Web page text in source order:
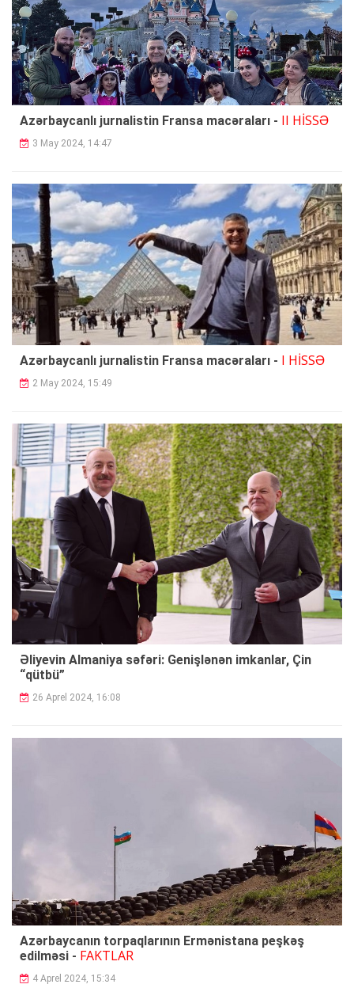
Azərbaycanlı jurnalistin Fransa macəraları - II HİSSƏ
3 May 2024, 14:47
Azərbaycanlı jurnalistin Fransa macəraları - I HİSSƏ
2 May 2024, 15:49
Əliyevin Almaniya səfəri: Genişlənən imkanlar, Çin
“qütbü”
26 Aprel 2024, 16:08
Azərbaycanın torpaqlarının Ermənistana peşkəş
edilməsi - FAKTLAR
4 Aprel 2024, 15:34